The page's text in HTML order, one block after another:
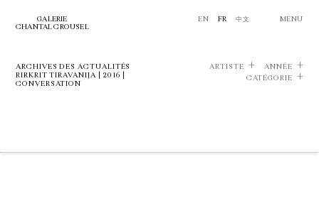
GALERIE
CHANTAL CROUSEL
EN FR 中文 MENU
ARCHIVES DES ACTUALITÉS
RIRKRIT TIRAVANIJA | 2016 |
CONVERSATION
ARTISTE
ANNÉE
CATÉGORIE